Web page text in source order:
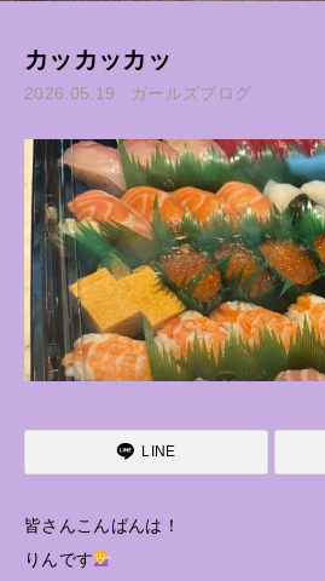
カッカッカッ
2026.05.19 ガールズブログ
LINE
皆さんこんばんは！
りんです